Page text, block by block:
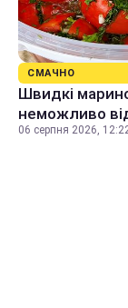
СМАЧНО
Швидкі
неможливо
06 серпня 2026,